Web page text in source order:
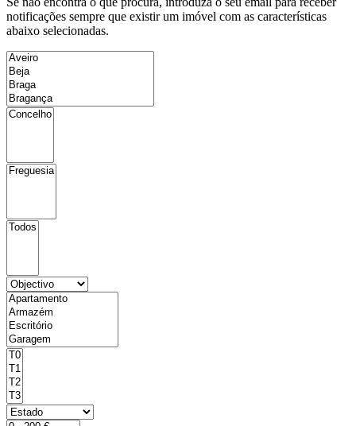
notificações sempre que existir um imóvel com as características
abaixo selecionadas.